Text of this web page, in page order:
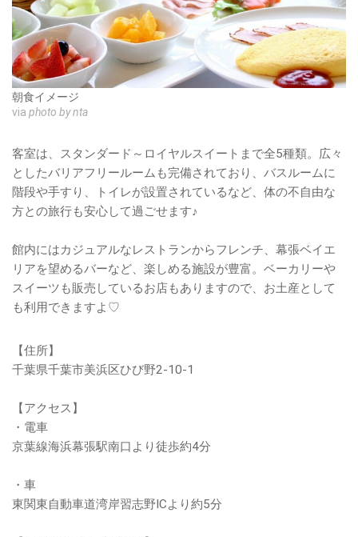
朝食イメージ
via photo by nta
客室は、スタンダード～ロイヤルスイートまで全5種類。広々
としたバリアフリールームも完備されており、バスルームに
階段や手すり、トイレが設置されているなど、体の不自由な
方との旅行も安心して過ごせます♪
館内にはカジュアルなレストランからフレンチ、幕張ベイエ
リアを望めるバーなど、楽しめる施設が豊富。ベーカリーや
スイーツも販売しているお店もありますので、お土産として
も利用できますよ♡
【住所】
千葉県千葉市美浜区ひび野2-10-1
【アクセス】
・電車
京葉線海浜幕張駅南口より徒歩約4分
・車
東関東自動車道湾岸習志野ICより約5分